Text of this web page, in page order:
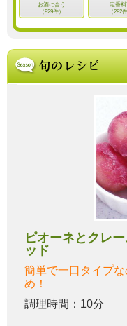
お酒に合う
（929件）
定番料
（282件
ピオーネとクレ
ッド
簡単で一口タイプ
め！
調理時間：10分